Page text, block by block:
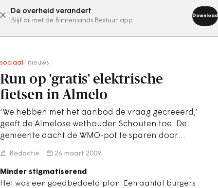
De overheid verandert
Blijf bij met de Binnenlands Bestuur app
Download
abonneer nu
sociaal nieuws
Run op 'gratis' elektrische
fietsen in Almelo
‘We hebben met het aanbod de vraag gecreeërd,’
geeft de Almelose wethouder Schouten toe. De
gemeente dacht de WMO-pot te sparen door…
Redactie 26 maart 2009
Minder stigmatiserend
Het was een goedbedoeld plan. Een aantal burgers